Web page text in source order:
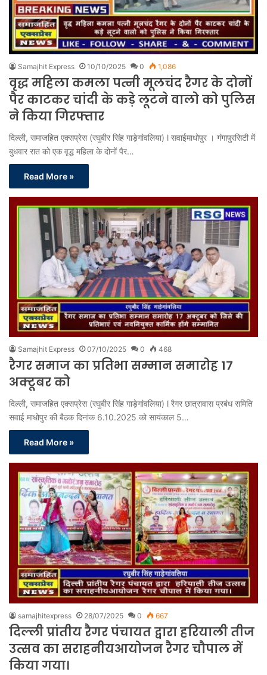
Samajhit Express 10/10/2025 0 1,086
वृद्ध महिला कमला पत्नी मूलचंद रैगर के दोनों
पैर काटकर चांदी के कड़े लूटने वालो को पुलिस
ने किया गिरफ्तार
दिल्ली, समाजहित एक्सप्रेस (रघुबीर सिंह गाड़ेगांवलिया) l सवाईमाधोपुर । गंगापुरसिटी में
बुधवार रात को एक वृद्ध महिला के दोनों पैर…
Read More »
Samajhit Express 07/10/2025 0 468
रैगर समाज का प्रतिभा सम्मान समारोह 17
अक्टूबर को
दिल्ली, समाजहित एक्सप्रेस (रघुबीर सिंह गाड़ेगांवलिया) l रैगर छात्रावास प्रबंध समिति
सवाई माधोपुर की बैठक दिनांक 6.10.2025 को सायंकाल 5…
Read More »
samajhitexpress 28/07/2025 0 667
दिल्ली प्रांतीय रैगर पंचायत द्वारा हरियाली तीज
उत्सव का सराहनीयआयोजन रैगर चौपाल में
किया गया।